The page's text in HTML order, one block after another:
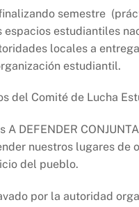
semestre
espacios estudiantiles
locales a
estudiantil.
del Comité de Lucha
DEFENDER
nuestros lugares
del pueblo.
por la autoridad